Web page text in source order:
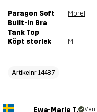
Paragon Soft
Built-in Bra
Tank Top
Morel
Köpt storlek M
Artikelnr 14487
Ewa-Marie T.